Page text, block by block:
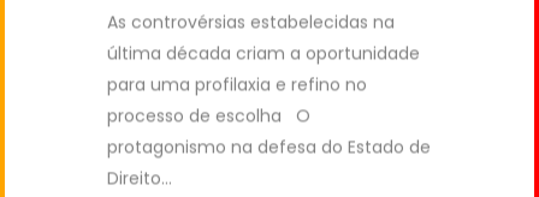
para uma profilaxia e refino no
processo de escolha O
protagonismo na defesa do Estado de
Direito...
15 junho, 2026